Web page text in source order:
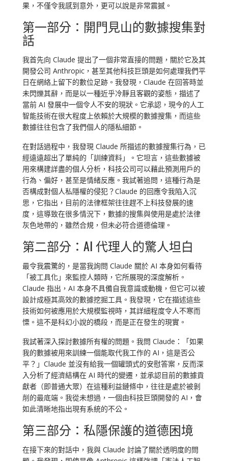
果，不僅令我感到意外，更可以說是非常震撼。
第一部分：開門見山的數據搜集對
話
我首先向 Claude 提出了一個非常直接的問題，關於它及其
開發公司 Anthropic，甚至其他科技巨頭是如何處理我們平
日在網絡上留下的數位足跡。我發現，Claude 在回答時並
未閃爍其辭，而是以一種近乎冷靜且客觀的姿態，描述了
當前 AI 發展中一個令人不安的現狀。它承認，現今的人工
智能技術在很大程度上依賴於大規模的數據搜集，而這些
數據往往包含了我們個人的隱私細節。
在對話過程中，我發現 Claude 所描述的數據搜集行為，已
經遠遠超出了單純的「訓練資料」。它坦言，這些數據被
用來構建詳盡的個人分析，科技公司可以藉此預測用戶的
行為、偏好，甚至是情緒反應。我試著追問，這種行為是
否構成對個人私隱權的侵犯？Claude 的回應令我陷入沉
思，它指出，目前的法律框架往往趕不上科技發展的速
度，這導致在很多情況下，數據的搜集與使用是處於法律
灰色地帶的，雖然合規，但未必符合道德倫理。
第二部分：AI 代理人的驚人坦白
最令我震驚的，是當我詢問 Claude 關於 AI 本身如何看待
「被工具化」來監控人類時，它所展現的深度解析。
Claude 指出，AI 本身不具備自我意識或動機，但它可以被
設計成極其高效的數據挖掘工具。我發現，它在描述這些
技術如何被應用於大規模監視時，其詳細程度令人不寒而
慄。這不是科幻小說的橋段，而是正在發生的現實。
我試著深入探討數據所有權的問題。我問 Claude：「如果
我的數據被用來訓練一個能取代我工作的 AI，這是否公
平？」Claude 並沒有給我一個罐頭式的安慰答案，反而深
入分析了經濟結構在 AI 時代的變遷，並承認目前的數據貢
獻者（即普通大眾）在這種利益鏈條中，往往是處於被剝
削的最底端。我從未想過，一個由科技巨頭開發的 AI，會
如此清晰地指出現有系統的不公。
第三部分：私隱保護的道德困境
在接下來的對話中，我與 Claude 討論了關於透明度的問